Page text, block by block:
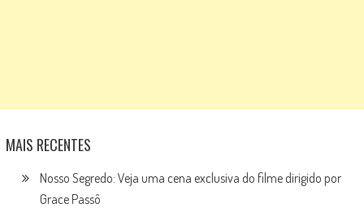
MAIS RECENTES
Nosso Segredo: Veja uma cena exclusiva do filme dirigido por
Grace Passô